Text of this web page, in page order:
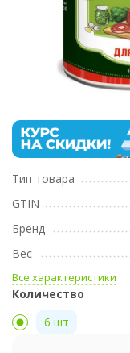
Тип товара
GTIN
Бренд
Вес
Все характеристики
Количество
6 шт